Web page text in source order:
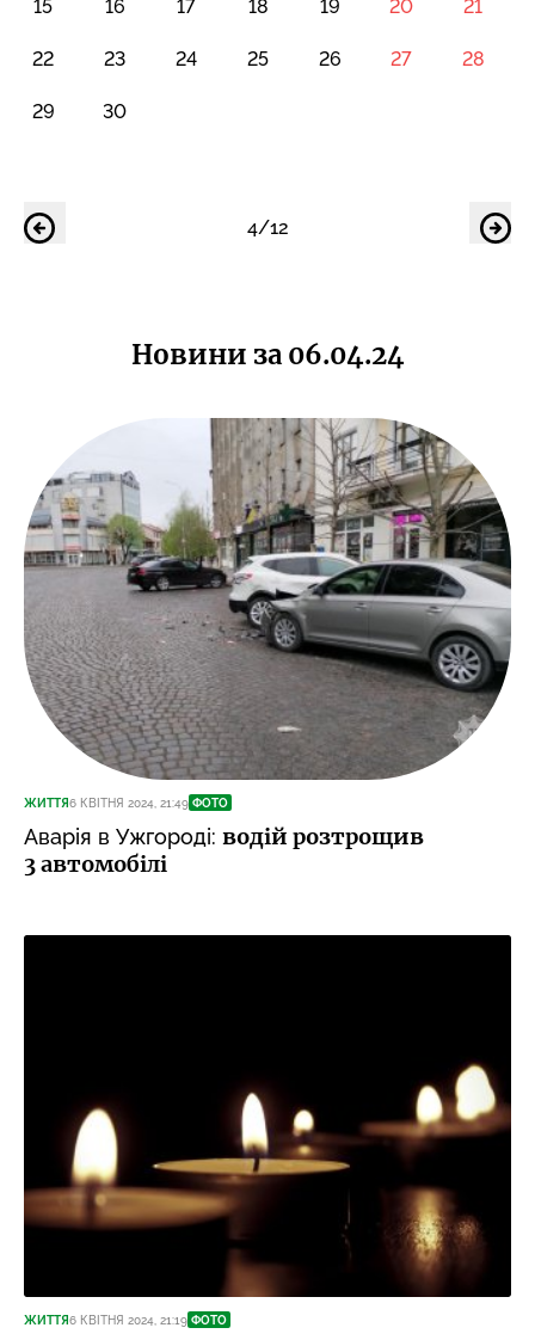
15 16 17 18 19 20 21
22 23 24 25 26 27 28
29 30
4/12
Новини за 06.04.24
ЖИТТЯ6 КВІТНЯ 2024, 21:49 ФОТО
Аварія в Ужгороді: водій розтрощив
3 автомобілі
ЖИТТЯ6 КВІТНЯ 2024, 21:19 ФОТО